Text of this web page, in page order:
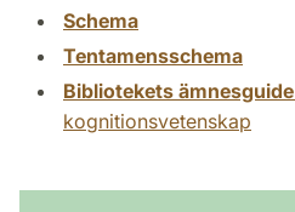
Schema
Tentamensschema
Bibliotekets ämnesguide
kognitionsvetenskap